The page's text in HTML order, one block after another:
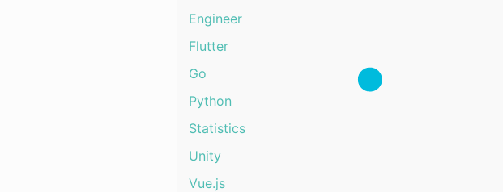
Engineer
Flutter
Go
Python
Statistics
Unity
Vue.js